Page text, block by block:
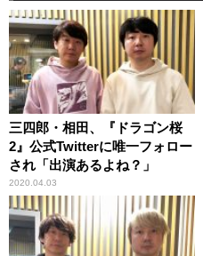
三四郎・相田、『ドラゴン桜
2』公式Twitterに唯一フォロー
され「出演あるよね？」
2020.04.03